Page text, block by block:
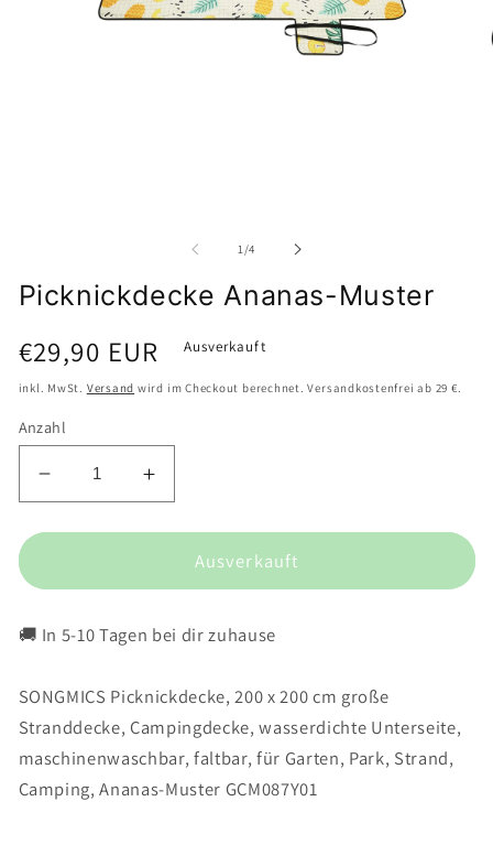
1/von
4
Picknickdecke Ananas-Muster
Normaler
Preis
€29,90 EUR Ausverkauft
inkl. MwSt. Versand wird im Checkout berechnet. Versandkostenfrei ab 29 €.
Anzahl
Verringere
die
Menge
Picknickdecke
Muster
Erhöhe
die
Menge
Picknickdecke
Muster
Ausverkauft
🚚 In 5-10 Tagen bei dir zuhause
SONGMICS Picknickdecke, 200 x 200 cm große
Stranddecke, Campingdecke, wasserdichte Unterseite,
maschinenwaschbar, faltbar, für Garten, Park, Strand,
Camping, Ananas-Muster GCM087Y01